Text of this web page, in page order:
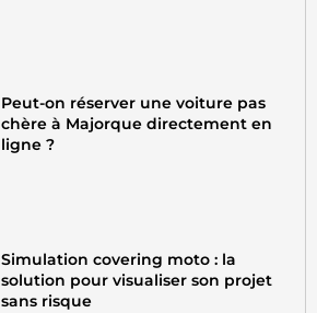
Peut-on réserver une voiture pas
chère à Majorque directement en
ligne ?
Simulation covering moto : la
solution pour visualiser son projet
sans risque